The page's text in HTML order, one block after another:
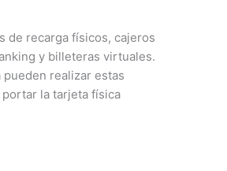
de recarga físicos, cajeros
y billeteras virtuales.
pueden realizar estas
la tarjeta física